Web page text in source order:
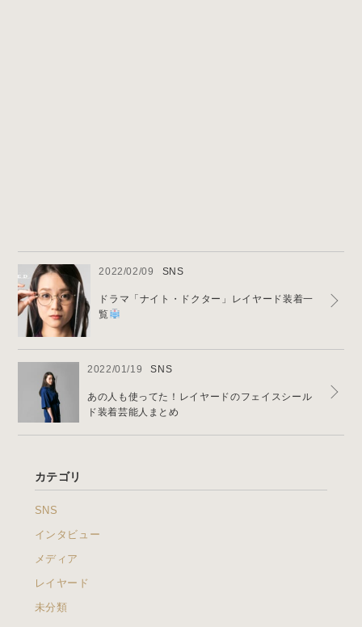
2022/02/09 SNS
ドラマ「ナイト・ドクター」レイヤード装着一
覧
2022/01/19 SNS
あの人も使ってた！レイヤードのフェイスシール
ド装着芸能人まとめ
カテゴリ
SNS
インタビュー
メディア
レイヤード
未分類